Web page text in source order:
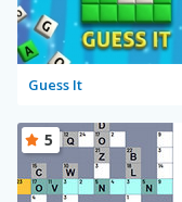
Guess It
5